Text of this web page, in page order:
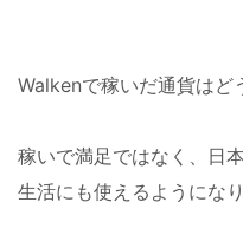
Walkenで稼いだ通貨はど
稼いで満足ではなく、日
生活にも使えるようになり